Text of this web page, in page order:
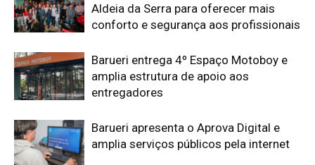
Aldeia da Serra para oferecer mais
conforto e segurança aos profissionais
Barueri entrega 4º Espaço Motoboy e
amplia estrutura de apoio aos
entregadores
Barueri apresenta o Aprova Digital e
amplia serviços públicos pela internet